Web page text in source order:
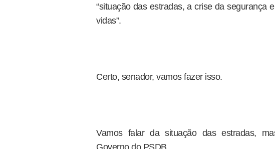
“situação das estradas, a crise da segurança
vidas”.
Certo, senador, vamos fazer isso.
Vamos falar da situação das estradas,
Governo do PSDB.